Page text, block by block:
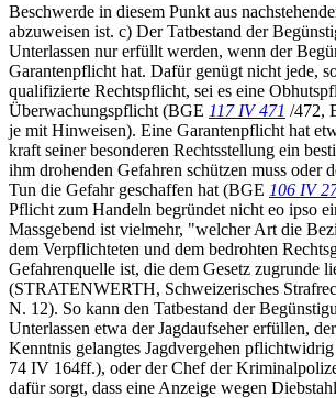
Beschwerde in diesem Punkt aus
abzuweisen ist. c) Der Tatbestand der
Unterlassen nur erfüllt werden, wenn der
Garantenpflicht hat. Dafür genügt nicht jede,
qualifizierte Rechtspflicht, sei es eine
Überwachungspflicht (BGE 117 IV 471 /472,
je mit Hinweisen). Eine Garantenpflicht hat
kraft seiner besonderen Rechtsstellung ein
ihm drohenden Gefahren schützen muss oder
Tun die Gefahr geschaffen hat (BGE 106 IV
Pflicht zum Handeln begründet nicht eo ipso
Massgebend ist vielmehr, "welcher Art die
dem Verpflichteten und dem bedrohten
Gefahrenquelle ist, die dem Gesetz zugrunde
(STRATENWERTH, Schweizerisches
N. 12). So kann den Tatbestand der
Unterlassen etwa der Jagdaufseher erfüllen,
Kenntnis gelangtes Jagdvergehen
74 IV 164ff.), oder der Chef der
dafür sorgt, dass eine Anzeige wegen